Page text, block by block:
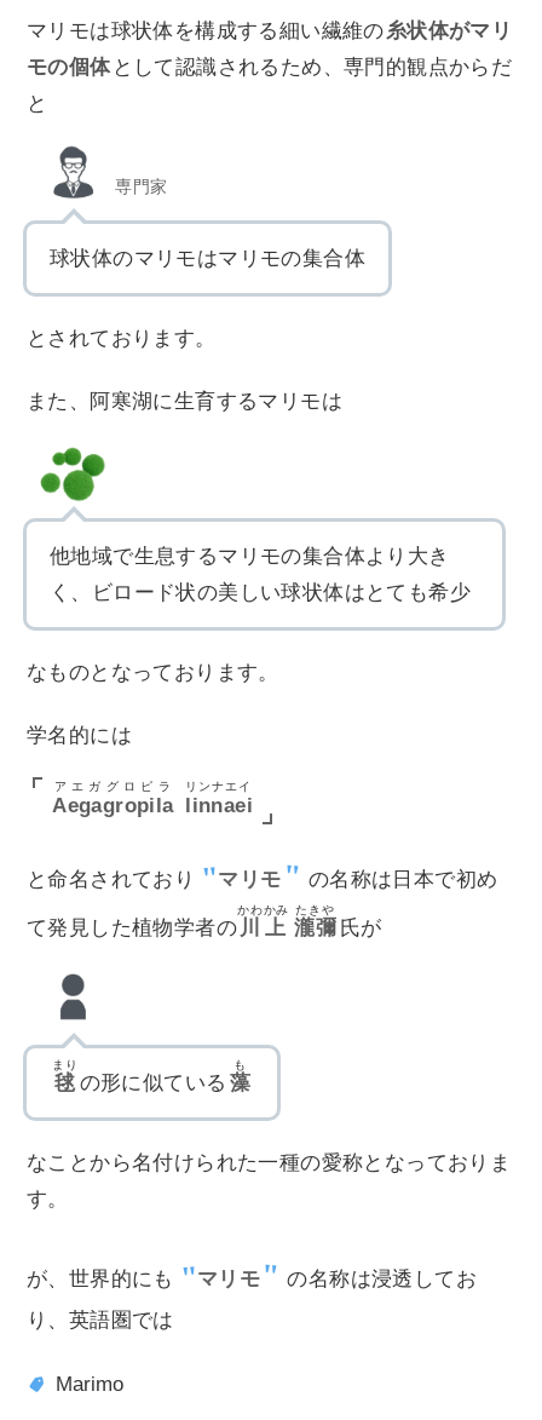
マリモは球状体を構成する細い繊維の 糸状体がマリ
モの個体 として認識されるため、専門的観点からだ
と
専門家
球状体のマリモはマリモの集合体
とされております。
また、阿寒湖に生育するマリモは
他地域で生息するマリモの集合体より大き
く、ビロード状の美しい球状体はとても希少
なものとなっております。
学名的には
Aegagropila
アエガグロピラ
linnaei
リンナエイ
と命名されており マリモ の名称は日本で初め
て発見した植物学者の 川上
かわかみ
瀧彌
たきや
氏が
毬
まり
の形に似ている 藻
も
なことから名付けられた一種の愛称となっておりま
す。
が、世界的にも マリモ
の名称は浸透してお
り、英語圏では
Marimo